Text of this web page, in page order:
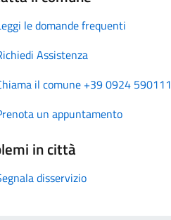
le domande frequenti
Assistenza
il comune +39 0924 590111
un appuntamento
in città
disservizio